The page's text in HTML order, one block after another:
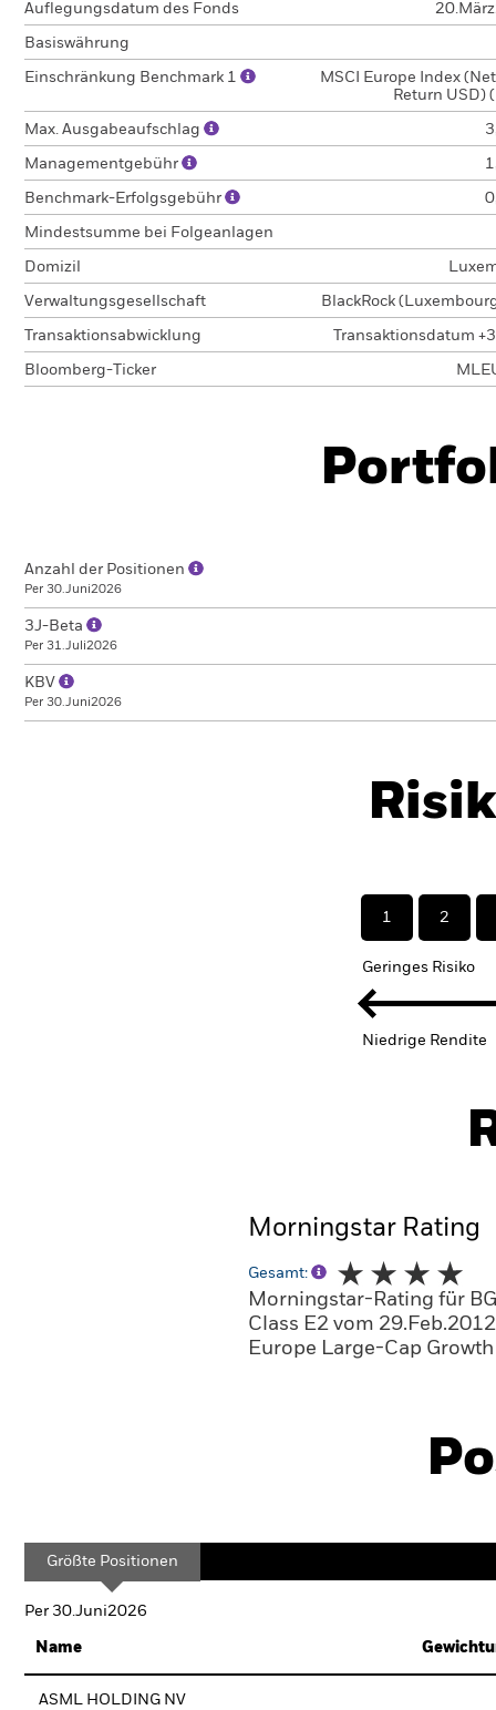
Auflegungsdatum des Fonds
Basiswährung
Einschränkung Benchmark 1
MSCI Europe Index
Return USD)
Max. Ausgabeaufschlag
Managementgebühr
Benchmark-Erfolgsgebühr
Mindestsumme bei Folgeanlagen
Domizil
Verwaltungsgesellschaft BlackRock
Transaktionsabwicklung Transaktionsdatum
Bloomberg-Ticker
Anzahl der Positionen
Per 30.Juni2026
3J-Beta
Per 31.Juli2026
KBV
Per 30.Juni2026
1 2
Geringes Risiko
Niedrige Rendite
Morningstar Rating
Gesamt:
Morningstar-Rating für
Class E2 vom
Europe Large-Cap
Größte Positionen
Per 30.Juni2026
Name
ASML HOLDING NV